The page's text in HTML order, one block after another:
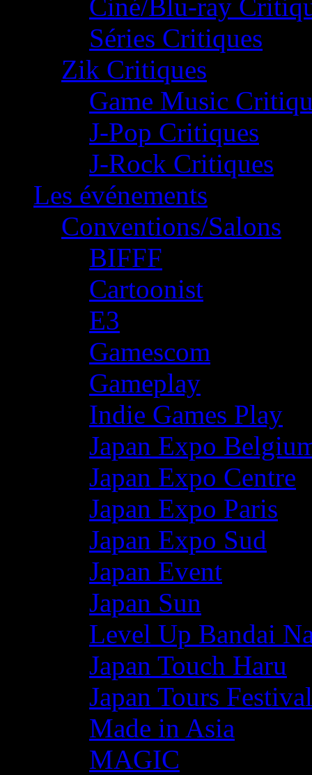
Ciné/Blu-ray
Séries Critiques
Zik Critiques
Game Music
J-Pop Critiques
J-Rock Critiques
Les événements
Conventions/Salons
BIFFF
Cartoonist
E3
Gamescom
Gameplay
Indie Games Play
Japan Expo
Japan Expo Centre
Japan Expo Paris
Japan Expo Sud
Japan Event
Japan Sun
Level Up Bandai
Japan Touch Haru
Japan Tours Festival
Made in Asia
MAGIC